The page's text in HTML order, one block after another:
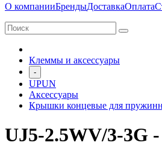
О компанииБрендыДоставкаОплата
Клеммы и аксессуары
-
UPUN
Аксессуары
Крышки концевые для
UJ5-2.5WV/3-3G